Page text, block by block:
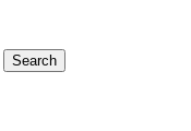
Search